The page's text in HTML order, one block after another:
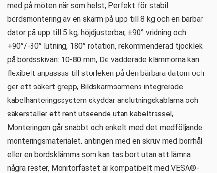
med på möten när som helst, Perfekt för stabil
bordsmontering av en skärm på upp till 8 kg och en bärbar
dator på upp till 5 kg, höjdjusterbar, ±90° vridning och
+90°/-30° lutning, 180° rotation, rekommenderad tjocklek
på bordsskivan: 10-80 mm, De vadderade klämmorna kan
flexibelt anpassas till storleken på den bärbara datorn och
ger ett säkert grepp, Bildskärmsarmens integrerade
kabelhanteringssystem skyddar anslutningskablarna och
säkerställer ett rent utseende utan kabeltrassel,
Monteringen går snabbt och enkelt med det medföljande
monteringsmaterialet, antingen med en skruv med borrhål
eller en bordsklämma som kan tas bort utan att lämna
några rester, Monitorfästet är kompatibelt med VESA®-